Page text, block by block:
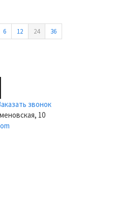
6 12 24 36
звонок
10